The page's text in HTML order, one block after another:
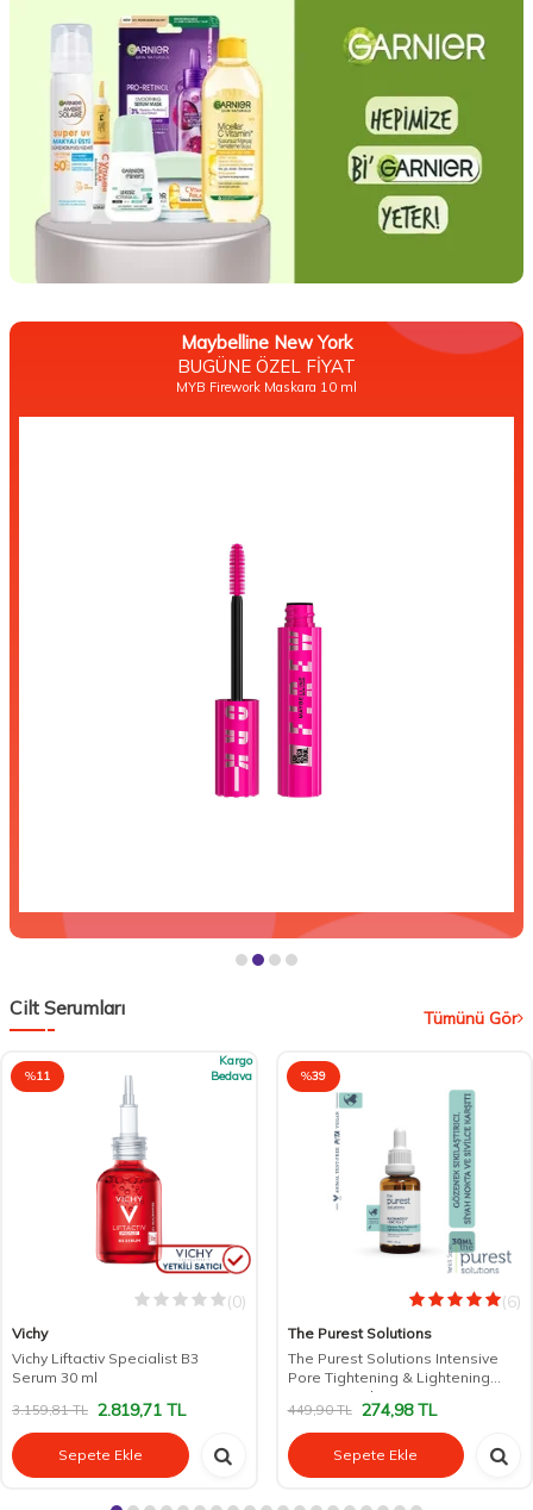
Maybelline New York
BUGÜNE ÖZEL FİYAT
MYB Firework Maskara 10 ml
Cilt Serumları Tümünü Gör
%11
Kargo
Bedava
(0)
Vichy
Vichy Liftactiv Specialist B3
Serum 30 ml
3.159,81TL 2.819,71 TL
Sepete Ekle
%39
(6)
The Purest Solutions
The Purest Solutions Intensive
Pore Tightening & Lightening
Serum 30 ml
449,90TL 274,98TL
Sepete Ekle